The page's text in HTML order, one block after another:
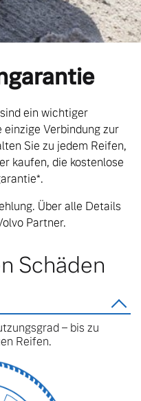
bei uns eine
und
Kompletträder.
ein wichtiger
Verbindung zur
Sie zu jedem Reifen,
kaufen, die kostenlose
Über alle Details
Partner.
Schäden
– bis zu
Reifen.